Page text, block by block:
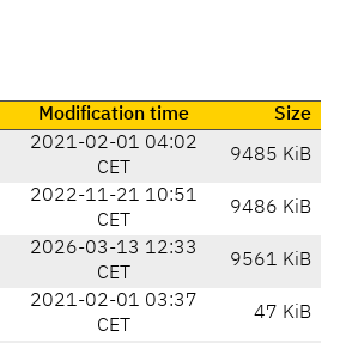
Modification time
Size
2021-02-01 04:02
CET
9485 KiB
2022-11-21 10:51
CET
9486 KiB
2026-03-13 12:33
CET
9561 KiB
2021-02-01 03:37
CET
47 KiB